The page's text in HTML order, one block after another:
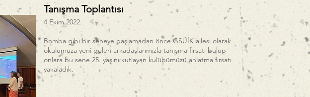
Tanışma Toplantısı
4 Ekim 2022
Bomba gibi bir seneye başlamadan önce GSÜİK ailesi olarak
okulumuza yeni gelen arkadaşlarımızla tanışma fırsatı bulup
onlara bu sene 25. yaşını kutlayan kulübümüzü anlatma fırsatı
yakaladık.